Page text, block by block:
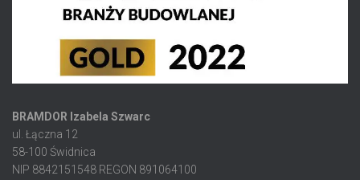
BRAMDOR Izabela Szwarc
ul. Łączna 12
58-100 Świdnica
NIP 8842151548 REGON 891064100